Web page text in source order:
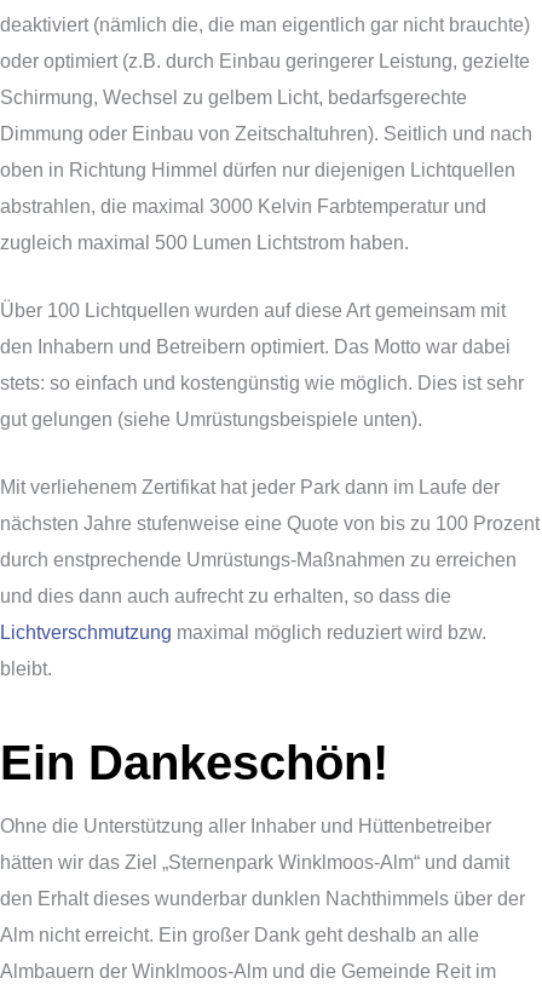
deaktiviert (nämlich die, die man eigentlich gar nicht brauchte)
oder optimiert (z.B. durch Einbau geringerer Leistung, gezielte
Schirmung, Wechsel zu gelbem Licht, bedarfsgerechte
Dimmung oder Einbau von Zeitschaltuhren). Seitlich und nach
oben in Richtung Himmel dürfen nur diejenigen Lichtquellen
abstrahlen, die maximal 3000 Kelvin Farbtemperatur und
zugleich maximal 500 Lumen Lichtstrom haben.
Über 100 Lichtquellen wurden auf diese Art gemeinsam mit
den Inhabern und Betreibern optimiert. Das Motto war dabei
stets: so einfach und kostengünstig wie möglich. Dies ist sehr
gut gelungen (siehe Umrüstungsbeispiele unten).
Mit verliehenem Zertifikat hat jeder Park dann im Laufe der
nächsten Jahre stufenweise eine Quote von bis zu 100 Prozent
durch enstprechende Umrüstungs-Maßnahmen zu erreichen
und dies dann auch aufrecht zu erhalten, so dass die
Lichtverschmutzung maximal möglich reduziert wird bzw.
bleibt.
Ein Dankeschön!
Ohne die Unterstützung aller Inhaber und Hüttenbetreiber
hätten wir das Ziel „Sternenpark Winklmoos-Alm“ und damit
den Erhalt dieses wunderbar dunklen Nachthimmels über der
Alm nicht erreicht. Ein großer Dank geht deshalb an alle
Almbauern der Winklmoos-Alm und die Gemeinde Reit im